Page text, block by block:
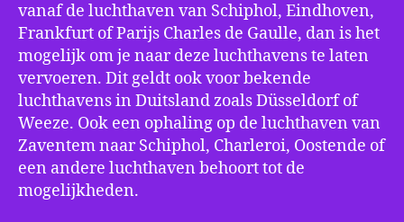
vanaf de luchthaven van Schiphol, Eindhoven,
Frankfurt of Parijs Charles de Gaulle, dan is het
mogelijk om je naar deze luchthavens te laten
vervoeren. Dit geldt ook voor bekende
luchthavens in Duitsland zoals Düsseldorf of
Weeze. Ook een ophaling op de luchthaven van
Zaventem naar Schiphol, Charleroi, Oostende of
een andere luchthaven behoort tot de
mogelijkheden.